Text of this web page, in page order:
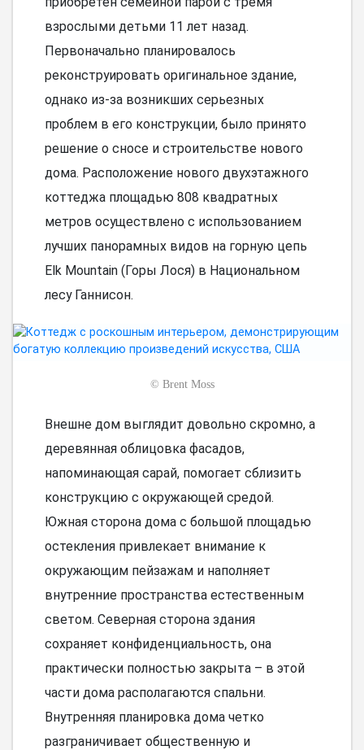
взрослыми детьми 11 лет назад.
Первоначально планировалось
реконструировать оригинальное здание,
однако из-за возникших серьезных
проблем в его конструкции, было принято
решение о сносе и строительстве нового
дома. Расположение нового двухэтажного
коттеджа площадью 808 квадратных
метров осуществлено с использованием
лучших панорамных видов на горную цепь
Elk Mountain (Горы Лося) в Национальном
лесу Ганнисон.
© Brent Moss
Внешне дом выглядит довольно скромно, а
деревянная облицовка фасадов,
напоминающая сарай, помогает сблизить
конструкцию с окружающей средой.
Южная сторона дома с большой площадью
остекления привлекает внимание к
окружающим пейзажам и наполняет
внутренние пространства естественным
светом. Северная сторона здания
сохраняет конфиденциальность, она
практически полностью закрыта – в этой
части дома располагаются спальни.
Внутренняя планировка дома четко
разграничивает общественную и